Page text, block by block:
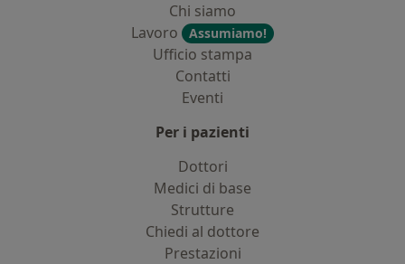
Chi siamo
Lavoro
Assumiamo!
Ufficio stampa
Contatti
Eventi
Per i pazienti
Dottori
Medici di base
Strutture
Chiedi al dottore
Prestazioni